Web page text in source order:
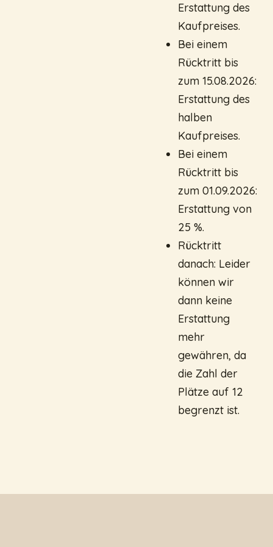
Erstattung des
Kaufpreises.
Bei einem
Rücktritt bis
zum 15.08.2026:
Erstattung des
halben
Kaufpreises.
Bei einem
Rücktritt bis
zum 01.09.2026:
Erstattung von
25 %.
Rücktritt
danach: Leider
können wir
dann keine
Erstattung
mehr
gewähren, da
die Zahl der
Plätze auf 12
begrenzt ist.